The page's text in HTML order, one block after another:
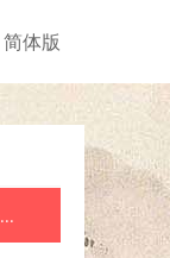
简体版